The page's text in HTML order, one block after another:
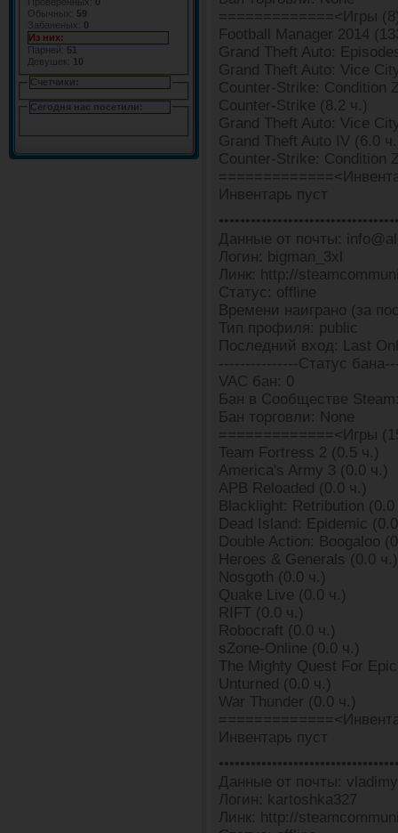
Обычных: 59
Забаненых: 0
Из них:
Парней: 51
Девушек:
10
Счетчики:
Сегодня нас посетили:
=============<Игры
Football Manager 2014
Grand Theft Auto:
Grand Theft Auto: Vice
Counter-Strike: Condition
Counter-Strike (8.2 ч.)
Grand Theft Auto: Vice
Grand Theft Auto IV (6.0
Counter-Strike: Condition
Инвентарь пуст
Данные от почты:
Логин: bigman_3xl
Линк: http://
Статус: offline
Времени наиграно (за
Тип профиля: public
Последний вход: Last
---------------Статус
VAC бан: 0
Бан в Сообществе
Бан торговли: None
=============<Игры
Team Fortress 2 (0.5 ч.)
America's Army 3 (0.0 ч.)
APB Reloaded (0.0 ч.)
Blacklight: Retribution
Dead Island: Epidemic
Double Action: Boogaloo
Heroes & Generals (0.0 ч.)
Nosgoth (0.0 ч.)
Quake Live (0.0 ч.)
RIFT (0.0 ч.)
Robocraft (0.0 ч.)
sZone-Online (0.0 ч.)
The Mighty Quest For
Unturned (0.0 ч.)
War Thunder (0.0 ч.)
Инвентарь пуст
Данные от почты:
Логин: kartoshka327
Линк: http://